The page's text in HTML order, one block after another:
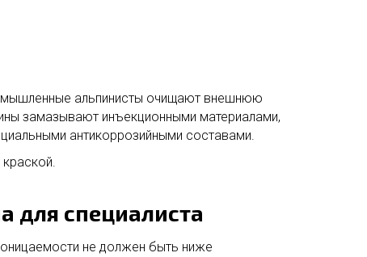
альпинисты очищают внешнюю
замазывают инъекционными материалами,
антикоррозийными составами.
для специалиста
не должен быть ниже